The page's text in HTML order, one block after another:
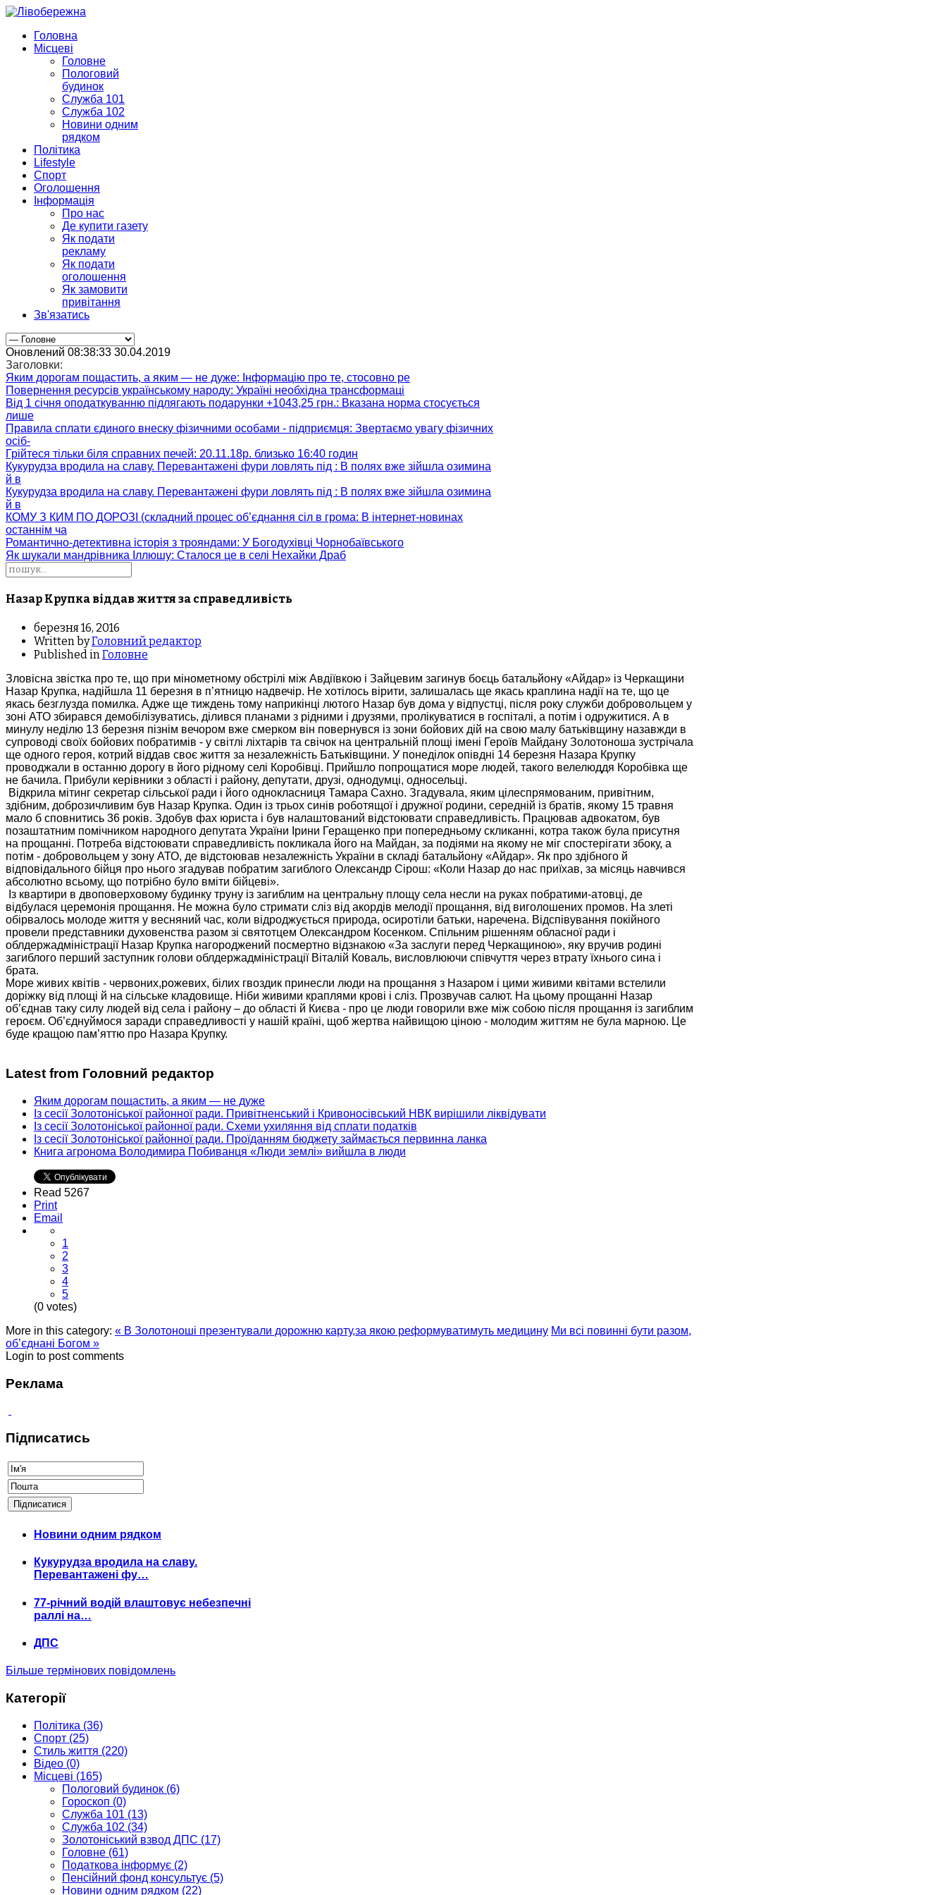
Головна
Місцеві
Головне
Пологовий
будинок
Служба 101
Служба 102
Новини одним
рядком
Політика
Lifestyle
Спорт
Оголошення
Інформація
Про нас
Де купити газету
Як подати
рекламу
Як подати
оголошення
Як замовити
привітання
Зв'язатись
Оновлений 08:38:33 30.04.2019
Заголовки:
Яким дорогам пощастить, а яким — не дуже: Інформацію про те, стосовно ре
Повернення ресурсів українському народу: Україні необхідна трансформаці
Від 1 січня оподаткуванню підлягають подарунки +1043,25 грн.: Вказана норма стосується
лише
Правила сплати єдиного внеску фізичними особами - підприємця: Звертаємо увагу фізичних
осіб-
Грійтеся тільки біля справних печей: 20.11.18р. близько 16:40 годин
Кукурудза вродила на славу. Перевантажені фури ловлять під : В полях вже зійшла озимина
й в
Кукурудза вродила на славу. Перевантажені фури ловлять під : В полях вже зійшла озимина
й в
КОМУ З КИМ ПО ДОРОЗІ (складний процес об’єднання сіл в грома: В інтернет-новинах
останнім ча
Романтично-детективна історія з трояндами: У Богодухівці Чорнобаївського
Як шукали мандрівника Іллюшу: Сталося це в селі Нехайки Драб
Назар Крупка віддав життя за справедливість
березня 16, 2016
Written byГоловний редактор
Published in Головне
Зловісна звістка про те, що при мінометному обстрілі між Авдіївкою і Зайцевим загинув боєць батальйону «Айдар» із Черкащини
Назар Крупка, надійшла 11 березня в п’ятницю надвечір. Не хотілось вірити, залишалась ще якась краплина надії на те, що це
якась безглузда помилка. Адже ще тиждень тому наприкінці лютого Назар був дома у відпустці, після року служби добровольцем у
зоні АТО збирався демобілізуватись, ділився планами з рідними і друзями, пролікуватися в госпіталі, а потім і одружитися. А в
минулу неділю 13 березня пізнім вечором вже смерком він повернувся із зони бойових дій на свою малу батьківщину назавжди в
супроводі своїх бойових побратимів - у світлі ліхтарів та свічок на центральній площі імені Героїв Майдану Золотоноша зустрічала
ще одного героя, котрий віддав своє життя за незалежність Батьківщини. У понеділок опівдні 14 березня Назара Крупку
проводжали в останню дорогу в його рідному селі Коробівці. Прийшло попрощатися море людей, такого велелюддя Коробівка ще
не бачила. Прибули керівники з області і району, депутати, друзі, однодумці, односельці.
Відкрила мітинг секретар сільської ради і його однокласниця Тамара Сахно. Згадувала, яким цілеспрямованим, привітним,
здібним, доброзичливим був Назар Крупка. Один із трьох синів роботящої і дружної родини, середній із братів, якому 15 травня
мало б сповнитись 36 років. Здобув фах юриста і був налаштований відстоювати справедливість. Працював адвокатом, був
позаштатним помічником народного депутата України Ірини Геращенко при попередньому скликанні, котра також була присутня
на прощанні. Потреба відстоювати справедливість покликала його на Майдан, за подіями на якому не міг спостерігати збоку, а
потім - добровольцем у зону АТО, де відстоював незалежність України в складі батальйону «Айдар». Як про здібного й
відповідального бійця про нього згадував побратим загиблого Олександр Сірош: «Коли Назар до нас приїхав, за місяць навчився
абсолютно всьому, що потрібно було вміти бійцеві».
Із квартири в двоповерховому будинку труну із загиблим на центральну площу села несли на руках побратими-атовці, де
відбулася церемонія прощання. Не можна було стримати сліз від акордів мелодії прощання, від виголошених промов. На злеті
обірвалось молоде життя у весняний час, коли відроджується природа, осиротіли батьки, наречена. Відспівування покійного
провели представники духовенства разом зі святотцем Олександром Косенком. Спільним рішенням обласної ради і
облдержадміністрації Назар Крупка нагороджений посмертно відзнакою «За заслуги перед Черкащиною», яку вручив родині
загиблого перший заступник голови облдержадміністрації Віталій Коваль, висловлюючи співчуття через втрату їхнього сина і
брата.
Море живих квітів - червоних,рожевих, білих гвоздик принесли люди на прощання з Назаром і цими живими квітами встелили
доріжку від площі й на сільське кладовище. Ніби живими краплями крові і сліз. Прозвучав салют. На цьому прощанні Назар
об’єднав таку силу людей від села і району – до області й Києва - про це люди говорили вже між собою після прощання із загиблим
героєм. Об’єднуймося заради справедливості у нашій країні, щоб жертва найвищою ціною - молодим життям не була марною. Це
буде кращою пам’яттю про Назара Крупку.
Latest from Головний редактор
Яким дорогам пощастить, а яким — не дуже
Із сесії Золотоніської районної ради. Привітненський і Кривоносівський НВК вирішили ліквідувати
Із сесії Золотоніської районної ради. Схеми ухиляння від сплати податків
Із сесії Золотоніської районної ради. Проїданням бюджету займається первинна ланка
Книга агронома Володимира Побиванця «Люди землі» вийшла в люди
Read 5267
Print
Email
1
2
3
4
5
(0 votes)
More in this category: « В Золотоноші презентували дорожню карту,за якою реформуватимуть медицину Ми всі повинні бути разом,
об’єднані Богом »
Login to post comments
Реклама
Підписатись
Новини одним рядком
Кукурудза вродила на славу.
Перевантажені фу…
77-річний водій влаштовує небезпечні
раллі на…
ДПС
Більше термінових повідомлень
Категорії
Політика (36)
Спорт (25)
Стиль життя (220)
Відео (0)
Місцеві (165)
Пологовий будинок (6)
Гороскоп (0)
Служба 101 (13)
Служба 102 (34)
Золотоніський взвод ДПС (17)
Головне (61)
Податкова інформує (2)
Пенсійний фонд консультує (5)
Новини одним рядком (22)